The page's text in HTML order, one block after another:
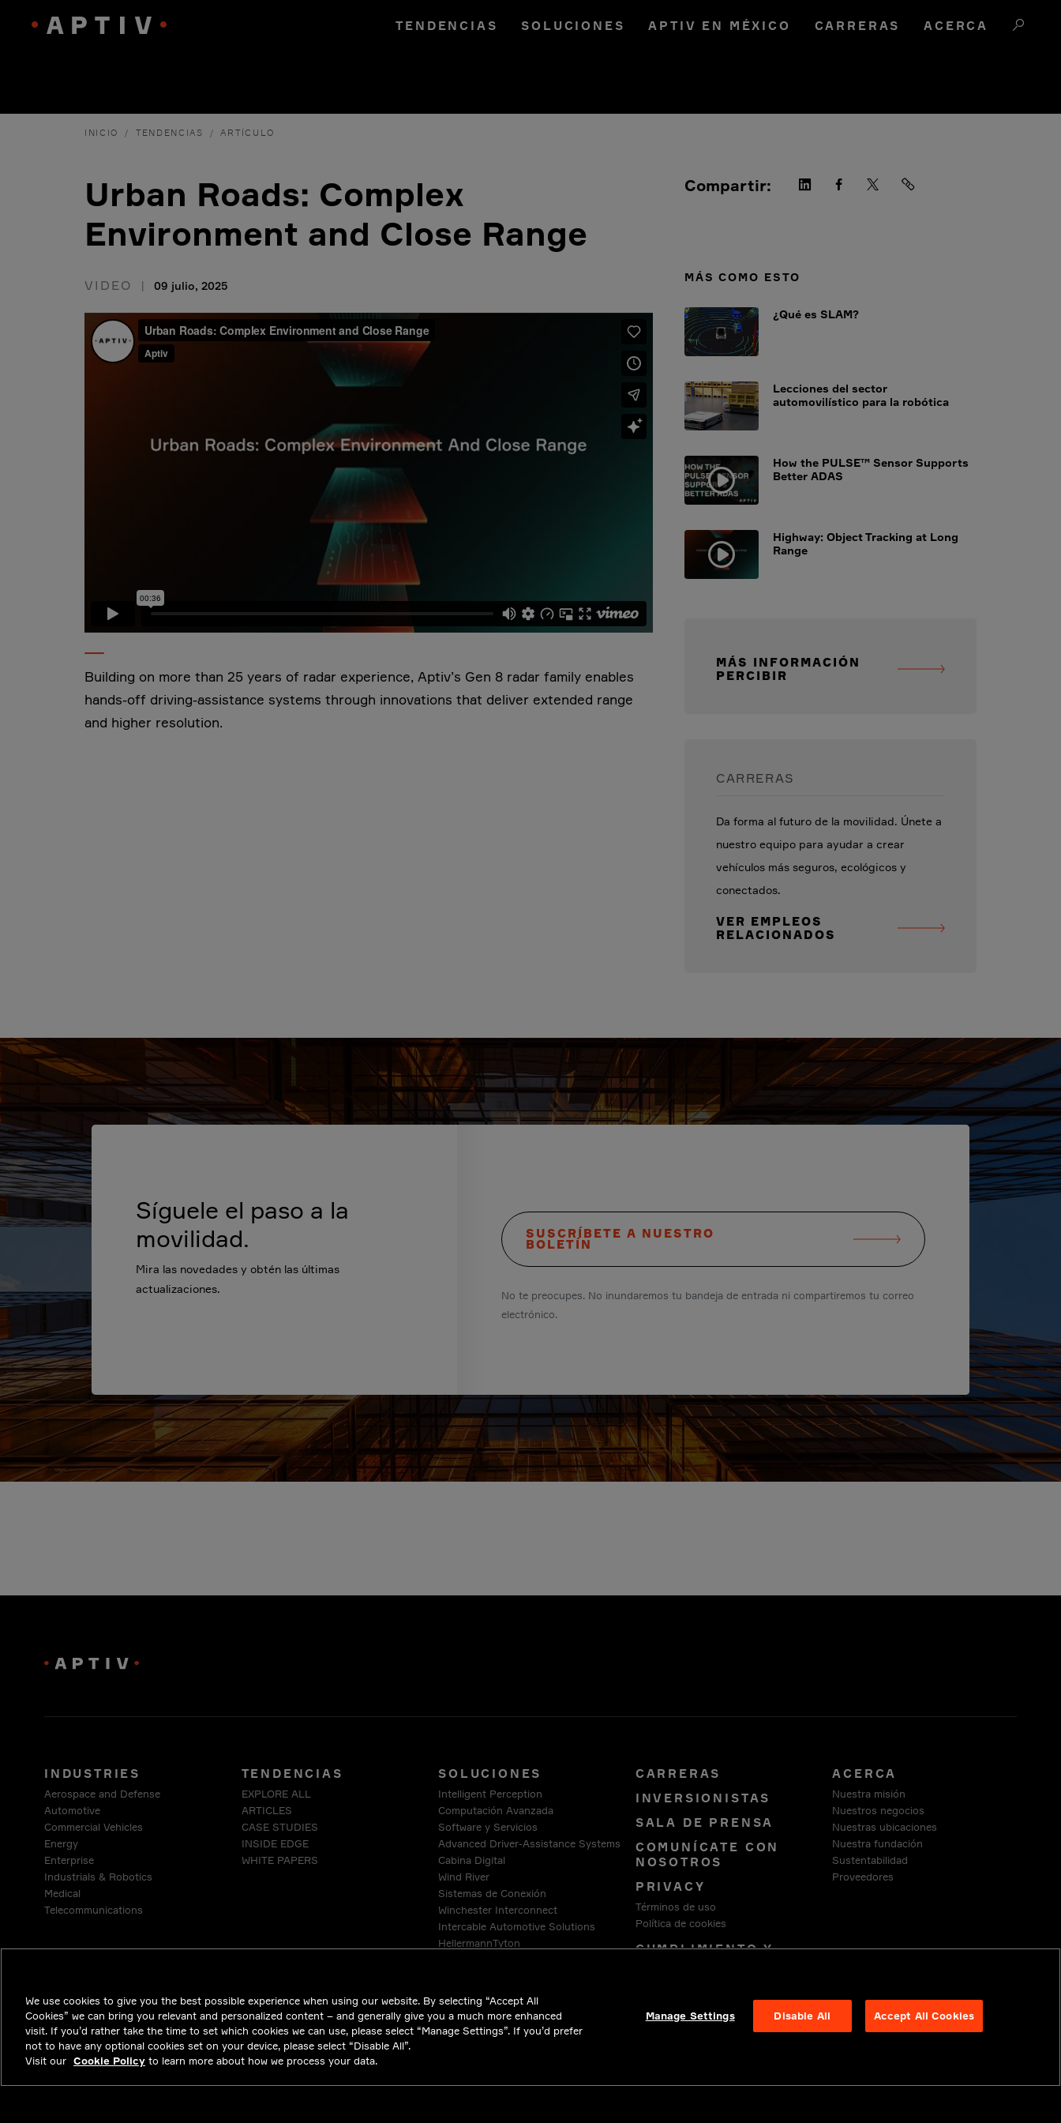
TENDENCIAS SOLUCIONES APTIV EN MÉXICO CARRERAS ACERCA
INICIO TENDENCIAS ARTÍCULO
Urban Roads: Complex
Environment and Close Range
VIDEO 09 julio, 2025
Building on more than 25 years of radar experience, Aptiv’s Gen 8 radar family enables
hands-off driving-assistance systems through innovations that deliver extended range
and higher resolution.
Compartir:
MÁS COMO ESTO
¿Qué es SLAM?
Lecciones del sector
automovilístico para la robótica
How the PULSE™ Sensor Supports
Better ADAS
Highway: Object Tracking at Long
Range
MÁS INFORMACIÓN
PERCIBIR
CARRERAS
Da forma al futuro de la movilidad. Únete a
nuestro equipo para ayudar a crear
vehículos más seguros, ecológicos y
conectados.
VER EMPLEOS
RELACIONADOS
Síguele el paso a la
movilidad.
Mira las novedades y obtén las últimas
actualizaciones.
SUSCRÍBETE A NUESTRO
BOLETÍN
No te preocupes. No inundaremos tu bandeja de entrada ni compartiremos tu correo
electrónico.
INDUSTRIES
Aerospace and Defense
Automotive
Commercial Vehicles
Energy
Enterprise
Industrials & Robotics
Medical
Telecommunications
TENDENCIAS
EXPLORE ALL
ARTICLES
CASE STUDIES
INSIDE EDGE
WHITE PAPERS
SOLUCIONES
Intelligent Perception
Computación Avanzada
Software y Servicios
Advanced Driver-Assistance Systems
Cabina Digital
Wind River
Sistemas de Conexión
Winchester Interconnect
Intercable Automotive Solutions
HellermannTyton
CARRERAS
INVERSIONISTAS
SALA DE PRENSA
COMUNÍCATE CON
NOSOTROS
PRIVACY
Términos de uso
Política de cookies
CUMPLIMIENTO Y
ACERCA
Nuestra misión
Nuestros negocios
Nuestras ubicaciones
Nuestra fundación
Sustentabilidad
Proveedores
We use cookies to give you the best possible experience when using our website. By selecting “Accept All
Cookies” we can bring you relevant and personalized content – and generally give you a much more enhanced
visit. If you’d rather take the time to set which cookies we can use, please select “Manage Settings”. If you’d prefer
not to have any optional cookies set on your device, please select “Disable All”.
Visit our Cookie Policy to learn more about how we process your data.
Manage Settings Disable All Accept All Cookies